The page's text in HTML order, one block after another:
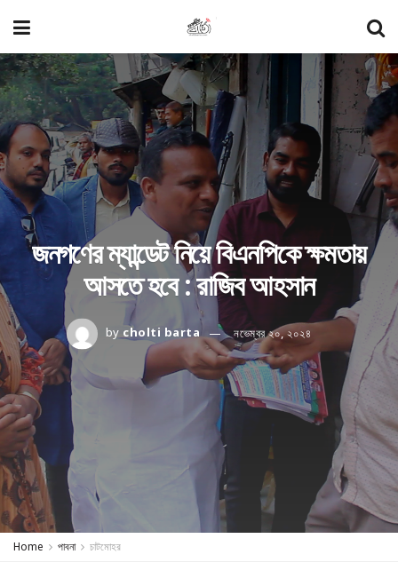
জনগণের ম্যান্ডেট নিয়ে বিএনপিকে ক্ষমতায়
আসতে হবে : রাজিব আহসান
by cholti barta নভেম্বর ২০, ২০২৪
Home পাবনা চাটমোহর